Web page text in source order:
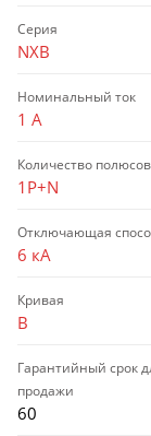
Серия
NXB
Номинальный ток
1 А
Количество полюсов
1P+N
Отключающая
6 кА
Кривая
B
Гарантийный срок
продажи
60